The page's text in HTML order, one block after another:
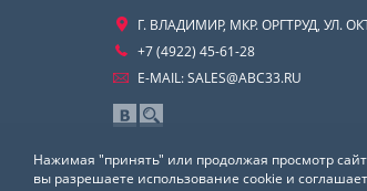
Г. ВЛАДИМИР, МКР. ОРГТРУД, УЛ.
+7 (4922) 45-61-28
E-MAIL:SALES@ABC33.RU
Нажимая "принять" или продолжая просмотр
вы разрешаете использование cookie и